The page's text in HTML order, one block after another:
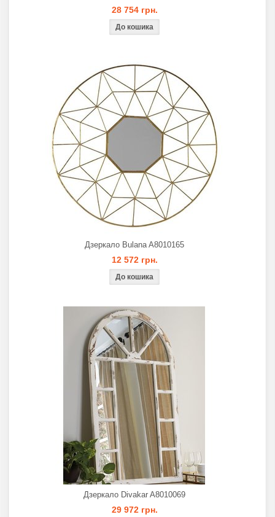
28 754 грн.
Дзеркало Bulana A8010165
12 572 грн.
Дзеркало Divakar A8010069
29 972 грн.